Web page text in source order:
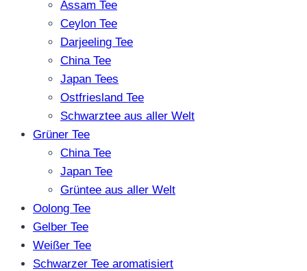
Assam Tee
Ceylon Tee
Darjeeling Tee
China Tee
Japan Tees
Ostfriesland Tee
Schwarztee aus aller Welt
Grüner Tee
China Tee
Japan Tee
Grüntee aus aller Welt
Oolong Tee
Gelber Tee
Weißer Tee
Schwarzer Tee aromatisiert